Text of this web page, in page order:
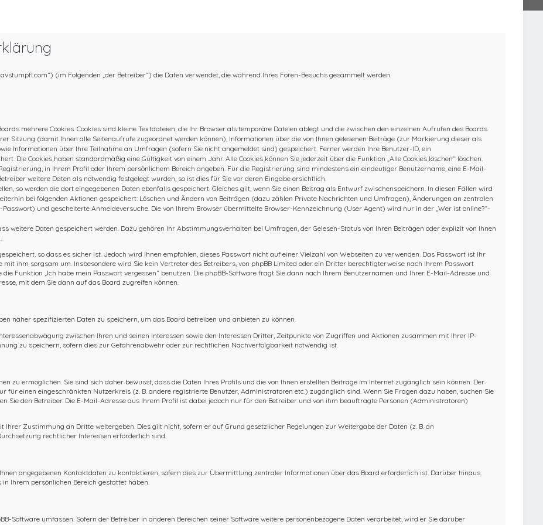
(im Folgenden „der Betreiber“) die Daten verwendet, die während Ihres Foren-Besuchs gesammelt werden.
mehrere Cookies. Cookies sind kleine Textdateien, die Ihr Browser als temporäre Dateien ablegt und die zwischen den einzelnen Aufrufen des Boards
Sitzung (damit Ihnen alle Seitenaufrufe zugeordnet werden können), Informationen über die von Ihnen gelesenen Beiträge (zur Markierung dieser als
Informationen über Ihre Teilnahme an Umfragen (sofern Sie nicht angemeldet sind) gespeichert. Ferner werden Ihre Benutzer-ID, ein
Die Cookies haben standardmäßig eine Gültigkeit von einem Jahr. Alle Cookies können Sie jederzeit über die Funktion „Alle Cookies löschen“ löschen.
in Ihrem Profil oder Ihrem persönlichem Bereich angeben. Für die Registrierung sind mindestens ein eindeutiger Benutzername, eine E-Mail-
weitere Daten als notwendig festgelegt wurden, so ist dies für Sie vor deren Eingabe ersichtlich.
so werden die dort eingegebenen Daten ebenfalls gespeichert. Gleiches gilt, wenn Sie einen Beitrag als Entwurf zwischenspeichern. In diesen Fällen wird
bei folgenden Aktionen gespeichert: Löschen und Ändern von Beiträgen (dazu zählen Private Nachrichten und Umfragen), Änderungen an zentralen
und gescheiterte Anmeldeversuche. Die von Ihrem Browser übermittelte Browser-Kennzeichnung (User Agent) wird nur in der „Wer ist online?“-
weitere Daten gespeichert werden. Dazu gehören Ihr Abstimmungsverhalten bei Umfragen, der Gelesen-Status von Ihren Beiträgen oder explizit von Ihnen
so dass es sicher ist. Jedoch wird Ihnen empfohlen, dieses Passwort nicht auf einer Vielzahl von Webseiten zu verwenden. Das Passwort ist Ihr
mit ihm sorgsam um. Insbesondere wird Sie kein Vertreter des Betreibers, von phpBB Limited oder ein Dritter berechtigterweise nach Ihrem Passwort
Funktion „Ich habe mein Passwort vergessen“ benutzen. Die phpBB-Software fragt Sie dann nach Ihrem Benutzernamen und Ihrer E-Mail-Adresse und
mit dem Sie dann auf das Board zugreifen können.
näher spezifizierten Daten zu speichern, um das Board betreiben und anbieten zu können.
zwischen Ihren und seinen Interessen sowie den Interessen Dritter, Zeitpunkte von Zugriffen und Aktionen zusammen mit Ihrer IP-
zu speichern, sofern dies zur Gefahrenabwehr oder zur rechtlichen Nachverfolgbarkeit notwendig ist.
zu ermöglichen. Sie sind sich daher bewusst, dass die Daten Ihres Profils und die von Ihnen erstellten Beiträge im Internet zugänglich sein können. Der
für einen eingeschränkten Nutzerkreis (z. B. andere registrierte Benutzer, Administratoren etc.) zugänglich sind. Wenn Sie Fragen dazu haben, suchen Sie
Sie den Betreiber. Die E-Mail-Adresse aus Ihrem Profil ist dabei jedoch nur für den Betreiber und von ihm beauftragte Personen (Administratoren)
Zustimmung an Dritte weitergeben. Dies gilt nicht, sofern er auf Grund gesetzlicher Regelungen zur Weitergabe der Daten (z. B. an
rechtlicher Interessen erforderlich sind.
angegebenen Kontaktdaten zu kontaktieren, sofern dies zur Übermittlung zentraler Informationen über das Board erforderlich ist. Darüber hinaus
Ihrem persönlichen Bereich gestattet haben.
Software umfassen. Sofern der Betreiber in anderen Bereichen seiner Software weitere personenbezogene Daten verarbeitet, wird er Sie darüber